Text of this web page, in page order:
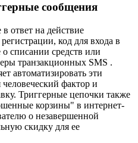
сообщения
ответ на действие
код для входа в
списании средств или
транзакционных SMS .
автоматизировать эти
фактор и
Триггерные цепочки также
корзины" в интернет-
о незавершенной
скидку для ее